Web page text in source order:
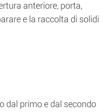
anteriore, porta,
e la raccolta di solidi
dal primo e dal secondo